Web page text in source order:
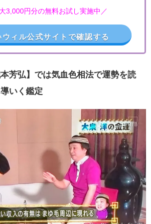
3,000円分の無料お試し実施中／
ウィル公式サイトで確認する
本芳弘】では気血色相法で運勢を読
いく鑑定